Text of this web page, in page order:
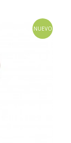
NUEVO